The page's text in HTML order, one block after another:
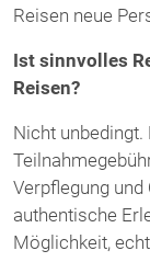
Reisen neue
Ist sinnvolles
Reisen?
Nicht
Verpflegung
authentische
Möglichkeit,